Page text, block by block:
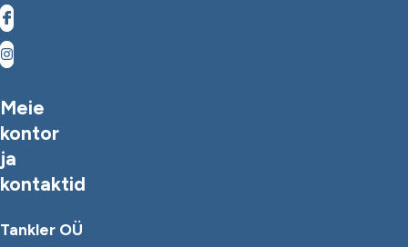
Meie
kontor
ja
kontaktid
Tankler OÜ